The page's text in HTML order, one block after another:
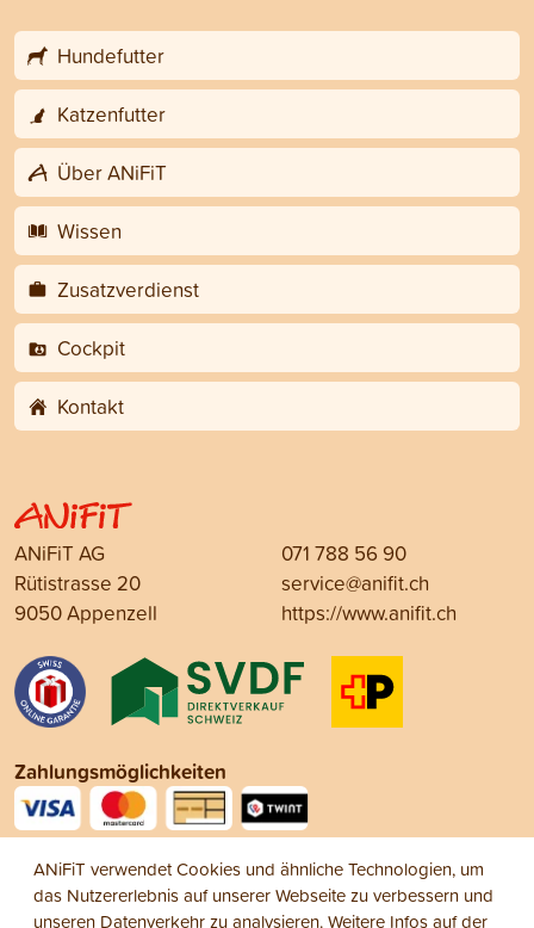
Hundefutter
Katzenfutter
Über ANiFiT
Wissen
Zusatzverdienst
Cockpit
Kontakt
ANiFiT AG
Rütistrasse 20
9050 Appenzell
071 788 56 90
service@anifit.ch
https://www.anifit.ch
Zahlungsmöglichkeiten
Social Media
ANiFiT verwendet Cookies und ähnliche Technologien, um
das Nutzererlebnis auf unserer Webseite zu verbessern und
unseren Datenverkehr zu analysieren. Weitere Infos auf der